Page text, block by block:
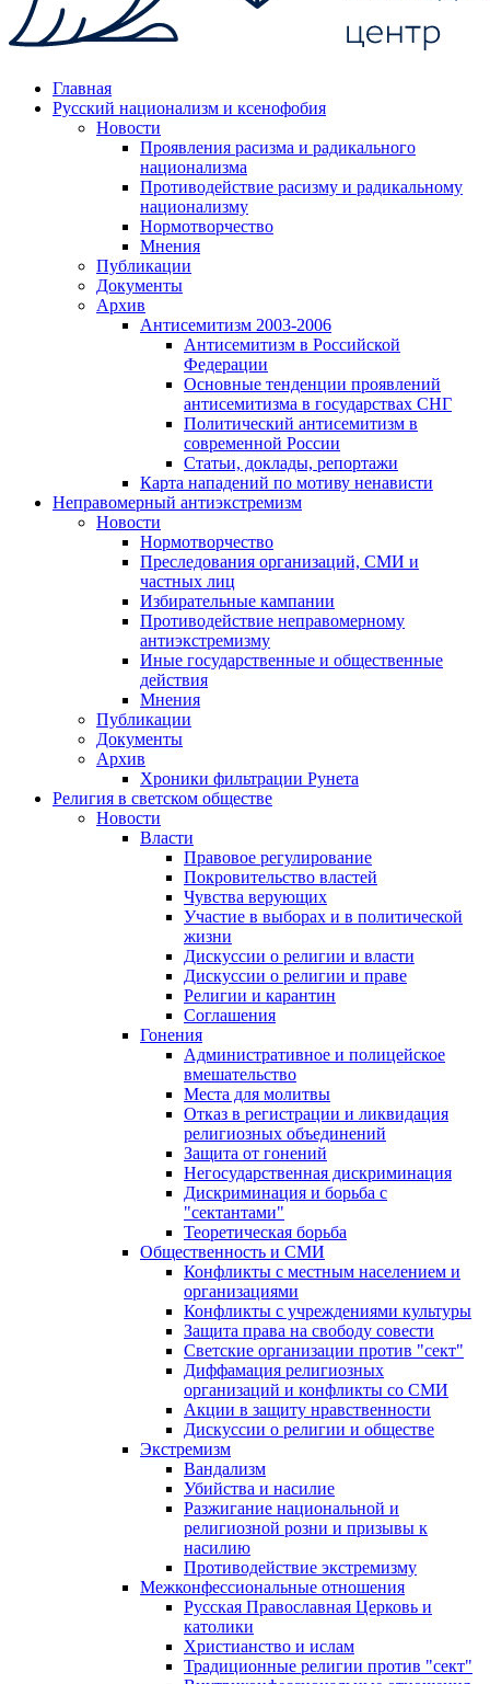
Главная
Русский национализм и ксенофобия
Новости
Проявления расизма и радикального
национализма
Противодействие расизму и радикальному
национализму
Нормотворчество
Мнения
Публикации
Документы
Архив
Антисемитизм 2003-2006
Антисемитизм в Российской
Федерации
Основные тенденции проявлений
антисемитизма в государствах СНГ
Политический антисемитизм в
современной России
Статьи, доклады, репортажи
Карта нападений по мотиву ненависти
Неправомерный антиэкстремизм
Новости
Нормотворчество
Преследования организаций, СМИ и
частных лиц
Избирательные кампании
Противодействие неправомерному
антиэкстремизму
Иные государственные и общественные
действия
Мнения
Публикации
Документы
Архив
Хроники фильтрации Рунета
Религия в светском обществе
Новости
Власти
Правовое регулирование
Покровительство властей
Чувства верующих
Участие в выборах и в политической
жизни
Дискуссии о религии и власти
Дискуссии о религии и праве
Религии и карантин
Соглашения
Гонения
Административное и полицейское
вмешательство
Места для молитвы
Отказ в регистрации и ликвидация
религиозных объединений
Защита от гонений
Негосударственная дискриминация
Дискриминация и борьба с
"сектантами"
Теоретическая борьба
Общественность и СМИ
Конфликты с местным населением и
организациями
Конфликты с учреждениями культуры
Защита права на свободу совести
Светские организации против "сект"
Диффамация религиозных
организаций и конфликты со СМИ
Акции в защиту нравственности
Дискуссии о религии и обществе
Экстремизм
Вандализм
Убийства и насилие
Разжигание национальной и
религиозной розни и призывы к
насилию
Противодействие экстремизму
Межконфессиональные отношения
Русская Православная Церковь и
католики
Христианство и ислам
Традиционные религии против "сект"